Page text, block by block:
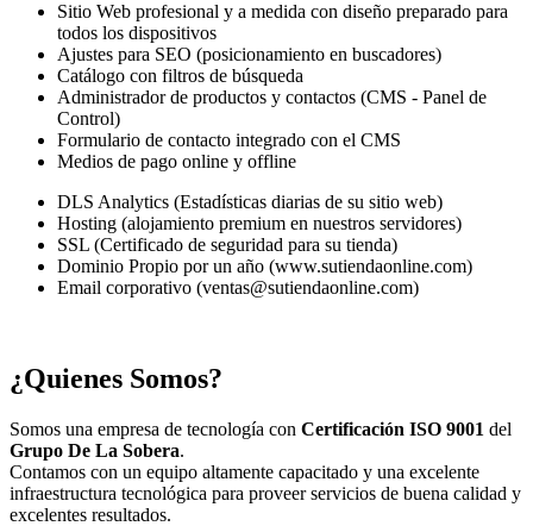
Sitio Web profesional y a medida con diseño preparado para
todos los dispositivos
Ajustes para SEO (posicionamiento en buscadores)
Catálogo con filtros de búsqueda
Administrador de productos y contactos (CMS - Panel de
Control)
Formulario de contacto integrado con el CMS
Medios de pago online y offline
DLS Analytics (Estadísticas diarias de su sitio web)
Hosting (alojamiento premium en nuestros servidores)
SSL (Certificado de seguridad para su tienda)
Dominio Propio por un año (www.sutiendaonline.com)
Email corporativo (ventas@sutiendaonline.com)
¿Quienes Somos?
Somos una empresa de tecnología con Certificación ISO 9001 del
Grupo De La Sobera.
Contamos con un equipo altamente capacitado y una excelente
infraestructura tecnológica para proveer servicios de buena calidad y
excelentes resultados.